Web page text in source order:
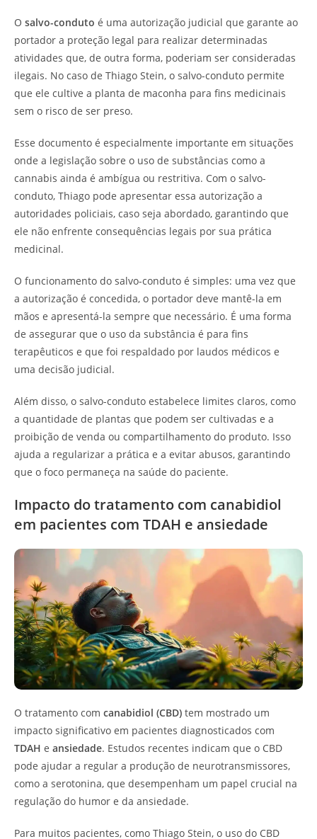
O salvo-conduto é uma autorização judicial que garante ao
portador a proteção legal para realizar determinadas
atividades que, de outra forma, poderiam ser consideradas
ilegais. No caso de Thiago Stein, o salvo-conduto permite
que ele cultive a planta de maconha para fins medicinais
sem o risco de ser preso.
Esse documento é especialmente importante em situações
onde a legislação sobre o uso de substâncias como a
cannabis ainda é ambígua ou restritiva. Com o salvo-
conduto, Thiago pode apresentar essa autorização a
autoridades policiais, caso seja abordado, garantindo que
ele não enfrente consequências legais por sua prática
medicinal.
O funcionamento do salvo-conduto é simples: uma vez que
a autorização é concedida, o portador deve mantê-la em
mãos e apresentá-la sempre que necessário. É uma forma
de assegurar que o uso da substância é para fins
terapêuticos e que foi respaldado por laudos médicos e
uma decisão judicial.
Além disso, o salvo-conduto estabelece limites claros, como
a quantidade de plantas que podem ser cultivadas e a
proibição de venda ou compartilhamento do produto. Isso
ajuda a regularizar a prática e a evitar abusos, garantindo
que o foco permaneça na saúde do paciente.
Impacto do tratamento com canabidiol
em pacientes com TDAH e ansiedade
O tratamento com canabidiol (CBD) tem mostrado um
impacto significativo em pacientes diagnosticados com
TDAH e ansiedade. Estudos recentes indicam que o CBD
pode ajudar a regular a produção de neurotransmissores,
como a serotonina, que desempenham um papel crucial na
regulação do humor e da ansiedade.
Para muitos pacientes, como Thiago Stein, o uso do CBD